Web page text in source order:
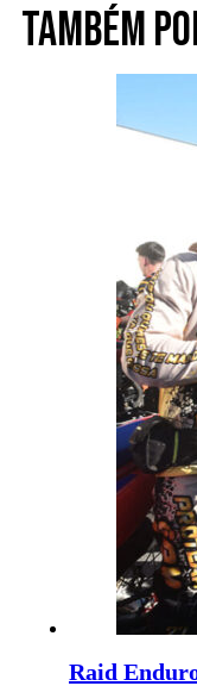
Também
Raid